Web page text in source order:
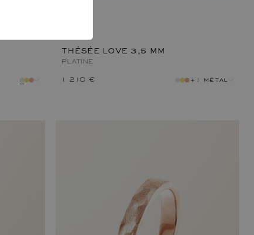
THÉSÉE LOVE 3,5 MM
PLATINE
1 210 € +1 métal